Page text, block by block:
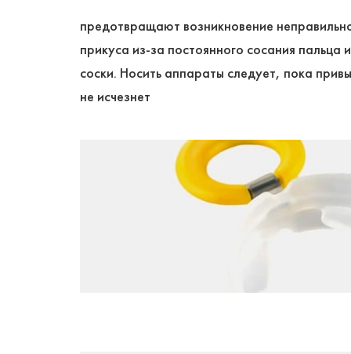
предотвращают возникновение
прикуса из-за постоянного сосания пальца
соски. Носить аппараты следует, пока
не исчезнет